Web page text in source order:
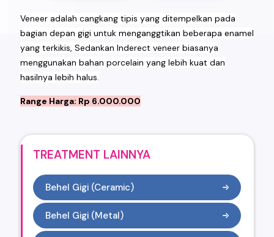
Veneer adalah cangkang tipis yang ditempelkan pada
bagian depan gigi untuk menganggtikan beberapa enamel
yang terkikis, Sedankan Inderect veneer biasanya
menggunakan bahan porcelain yang lebih kuat dan
hasilnya lebih halus.
Range Harga: Rp 6.000.000
TREATMENT LAINNYA
Behel Gigi (Ceramic)
Behel Gigi (Metal)